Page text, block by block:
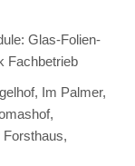
Glas-Folien-
Fachbetrieb
Im Palmer,